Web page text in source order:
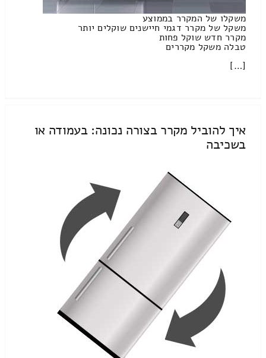
משקלו של המקרר בממוצע
משקל של מקרר דגמי חיישנים שוקלים יותר
מקרר חדש שוקל פחות
טבלה משקל מקררים
[…]
איך להוביל מקרר בצורה נכונה: בעמודה או
בשכיבה